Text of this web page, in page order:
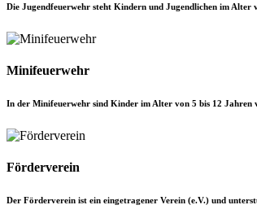
Die Jugendfeuerwehr steht Kindern und Jugendlichen im
Minifeuerwehr
In der Minifeuerwehr sind Kinder im Alter von 5 bis 12
Förderverein
Der Förderverein ist ein eingetragener Verein (e.V.) und